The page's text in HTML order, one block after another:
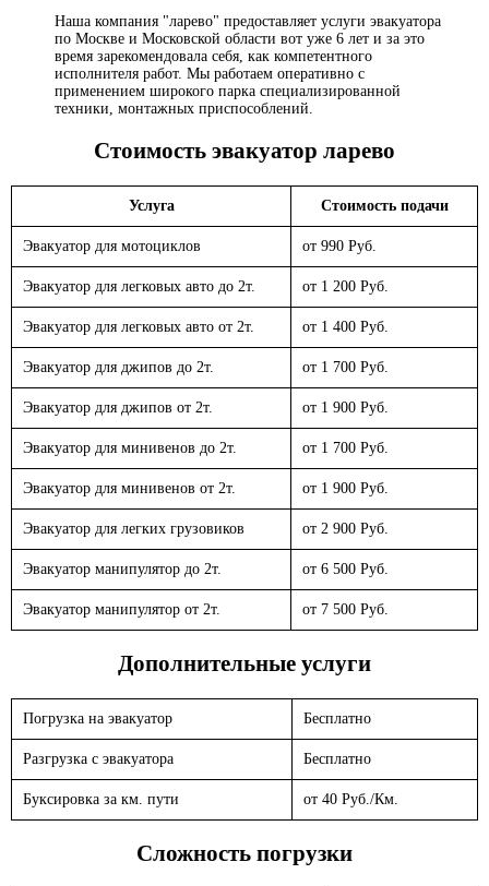
Наша компания "ларево" предоставляет услуги эвакуатора
по Москве и Московской области вот уже 6 лет и за это
время зарекомендовала себя, как компетентного
исполнителя работ. Мы работаем оперативно с
применением широкого парка специализированной
техники, монтажных приспособлений.
Стоимость эвакуатор ларево
Услуга Стоимость подачи
Эвакуатор для мотоциклов от 990 Руб.
Эвакуатор для легковых авто до 2т. от 1 200 Руб.
Эвакуатор для легковых авто от 2т. от 1 400 Руб.
Эвакуатор для джипов до 2т. от 1 700 Руб.
Эвакуатор для джипов от 2т. от 1 900 Руб.
Эвакуатор для минивенов до 2т. от 1 700 Руб.
Эвакуатор для минивенов от 2т. от 1 900 Руб.
Эвакуатор для легких грузовиков от 2 900 Руб.
Эвакуатор манипулятор до 2т. от 6 500 Руб.
Эвакуатор манипулятор от 2т. от 7 500 Руб.
Дополнительные услуги
Погрузка на эвакуатор Бесплатно
Разгрузка с эвакуатора Бесплатно
Буксировка за км. пути от 40 Руб./Км.
Сложность погрузки